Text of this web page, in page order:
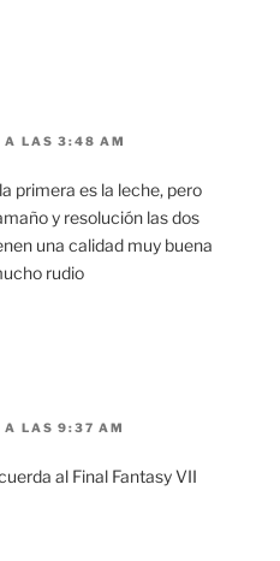
LAS 3:48 AM
primera es la leche, pero
y resolución las dos
una calidad muy buena
rudio
LAS 9:37 AM
al Final Fantasy VII